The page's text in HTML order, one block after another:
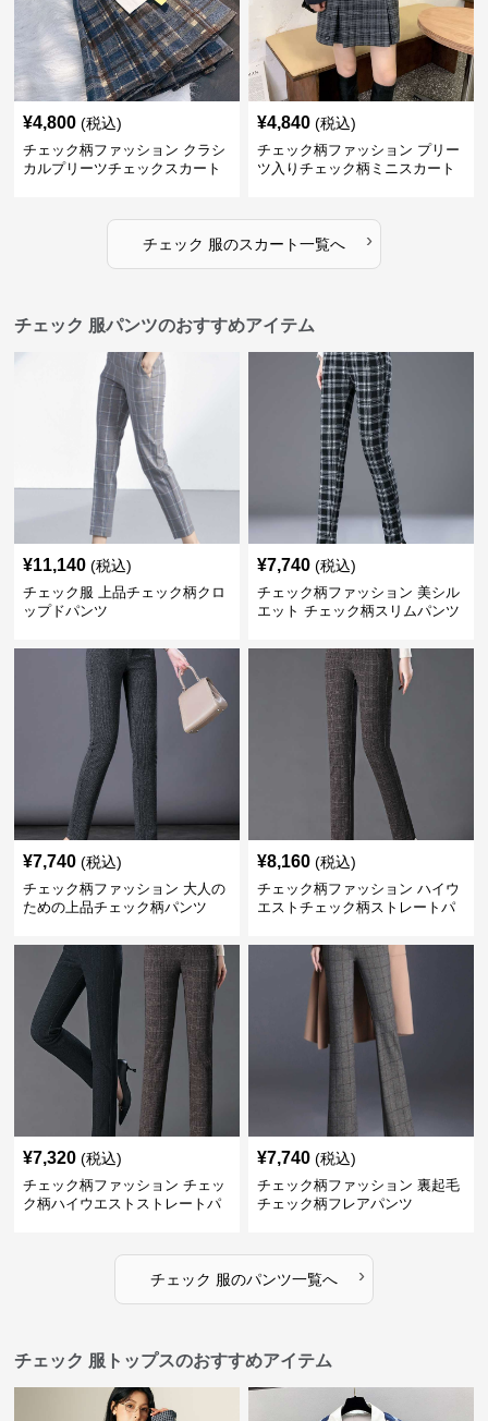
¥4,800 (税込)
チェック柄ファッション クラシ
カルプリーツチェックスカート
¥4,840 (税込)
チェック柄ファッション プリー
ツ入りチェック柄ミニスカート
チェック 服のスカート一覧へ ›
チェック 服パンツのおすすめアイテム
¥11,140 (税込)
チェック服 上品チェック柄クロ
ップドパンツ
¥7,740 (税込)
チェック柄ファッション 美シル
エット チェック柄スリムパンツ
¥7,740 (税込)
チェック柄ファッション 大人の
ための上品チェック柄パンツ
¥8,160 (税込)
チェック柄ファッション ハイウ
エストチェック柄ストレートパ
¥7,320 (税込)
チェック柄ファッション チェッ
ク柄ハイウエストストレートパ
¥7,740 (税込)
チェック柄ファッション 裏起毛
チェック柄フレアパンツ
チェック 服のパンツ一覧へ ›
チェック 服トップスのおすすめアイテム